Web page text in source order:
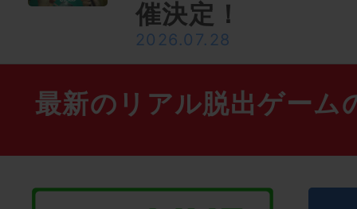
催決定！
2026.07.28
最新のリアル脱出ゲーム